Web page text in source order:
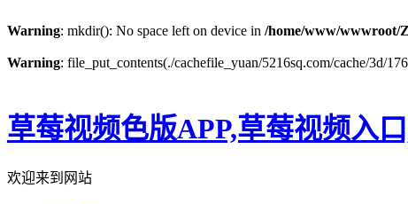
Warning: mkdir(): No space left on device in /home/www/wwwroot/
Warning: file_put_contents(./cachefile_yuan/5216sq.com/cache/3d/
草莓视频色版APP,草莓视频入
欢迎来到网站